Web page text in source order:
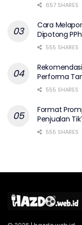
657 SHARES
Cara
Dipotong
555 SHARES
Performa
555 SHARES
Format
Penjualan
555 SHARES